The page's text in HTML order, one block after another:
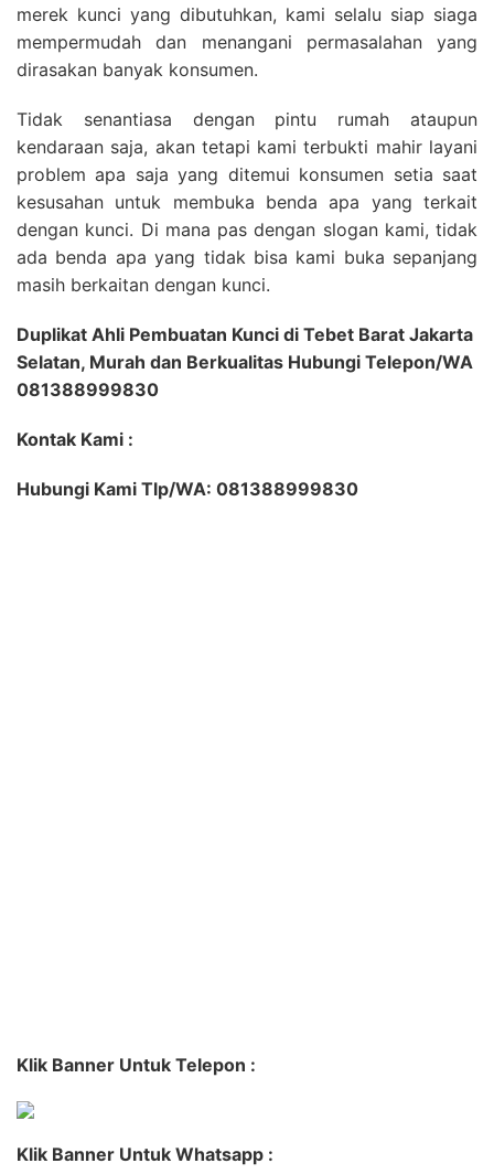
merek kunci yang dibutuhkan, kami selalu siap siaga
mempermudah dan menangani permasalahan yang
dirasakan banyak konsumen.
Tidak senantiasa dengan pintu rumah ataupun
kendaraan saja, akan tetapi kami terbukti mahir layani
problem apa saja yang ditemui konsumen setia saat
kesusahan untuk membuka benda apa yang terkait
dengan kunci. Di mana pas dengan slogan kami, tidak
ada benda apa yang tidak bisa kami buka sepanjang
masih berkaitan dengan kunci.
Duplikat Ahli Pembuatan Kunci di Tebet Barat Jakarta
Selatan, Murah dan Berkualitas Hubungi Telepon/WA
081388999830
Kontak Kami :
Hubungi Kami Tlp/WA: 081388999830
Klik Banner Untuk Telepon :
Klik Banner Untuk Whatsapp :